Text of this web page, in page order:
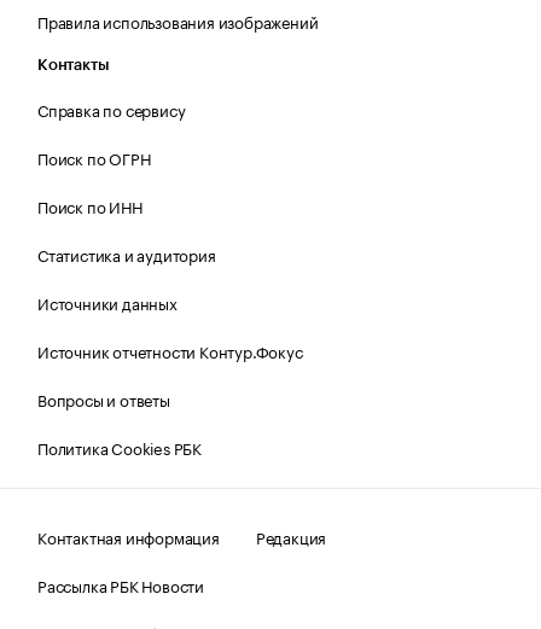
Правила использования изображений
Контакты
Справка по сервису
Поиск по ОГРН
Поиск по ИНН
Статистика и аудитория
Источники данных
Источник отчетности Контур.Фокус
Вопросы и ответы
Политика Cookies РБК
Контактная информация
Редакция
Рассылка РБК Новости